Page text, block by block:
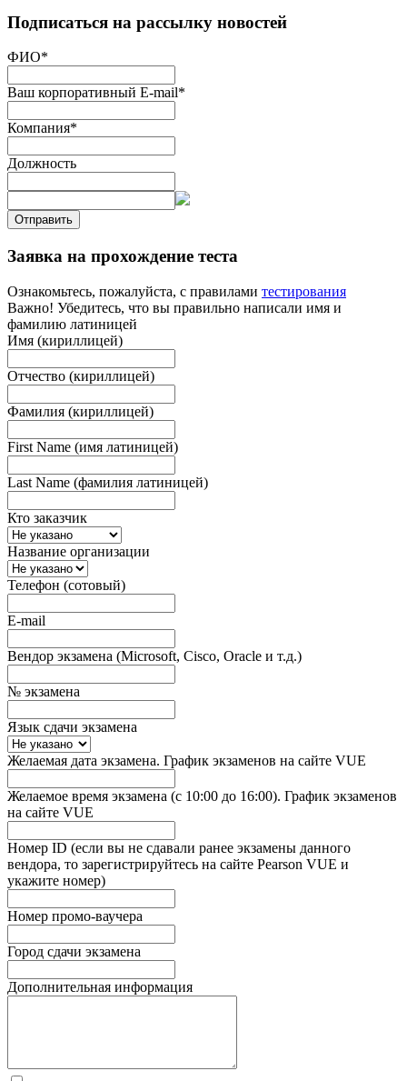
Подписаться на рассылку новостей
ФИО*
Ваш корпоративный E-mail*
Компания*
Должность
Отправить
Заявка на прохождение теста
Ознакомьтесь, пожалуйста, с правилами тестирования
Важно! Убедитесь, что вы правильно написали имя и
фамилию латиницей
Имя (кириллицей)
Отчество (кириллицей)
Фамилия (кириллицей)
First Name (имя латиницей)
Last Name (фамилия латиницей)
Кто заказчик
Название организации
Телефон (сотовый)
E-mail
Вендор экзамена (Microsoft, Cisco, Oracle и т.д.)
№ экзамена
Язык сдачи экзамена
Желаемая дата экзамена. График экзаменов на сайте VUE
Желаемое время экзамена (с 10:00 до 16:00). График экзаменов
на сайте VUE
Номер ID (если вы не сдавали ранее экзамены данного
вендора, то зарегистрируйтесь на сайте Pearson VUE и
укажите номер)
Номер промо-ваучера
Город сдачи экзамена
Дополнительная информация